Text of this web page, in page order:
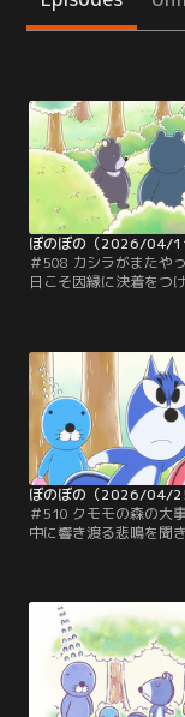
＃508 カシラがまたや
日こそ因縁に決着をつ
ネコさんは不在なのだ
さと帰ろうとするクズ
うさんを不審に思った
止めてスナドリネコさ
聞くが、本当に不在な
のかと逆に問われて…
＃510 クモモの森の大
中に響き渡る悲鳴を聞
のだった。近づけばタ
の皮をダイねえちゃん
てると言われ、立ち尽
ヨーテの要望を聞く振
稼ぎをし、救出作戦を
ぼの達だったのだが…